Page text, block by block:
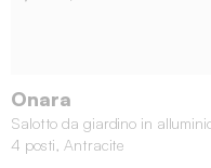
Onara
Salotto da giardino in
4 posti, Antracite